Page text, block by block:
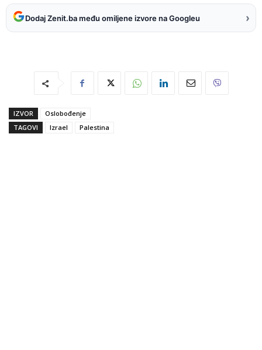
Dodaj Zenit.ba među omiljene izvore na Googleu ›
IZVOR
Oslobođenje
TAGOVI
Izrael Palestina